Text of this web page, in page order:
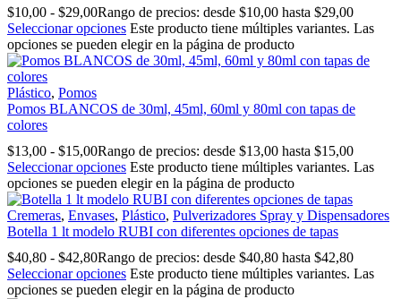
$10,00 - $29,00Rango de precios: desde $10,00 hasta $29,00
Seleccionar opciones Este producto tiene múltiples variantes. Las
opciones se pueden elegir en la página de producto
Plástico, Pomos
Pomos BLANCOS de 30ml, 45ml, 60ml y 80ml con tapas de
colores
$13,00 - $15,00Rango de precios: desde $13,00 hasta $15,00
Seleccionar opciones Este producto tiene múltiples variantes. Las
opciones se pueden elegir en la página de producto
Cremeras, Envases, Plástico, Pulverizadores Spray y Dispensadores
Botella 1 lt modelo RUBI con diferentes opciones de tapas
$40,80 - $42,80Rango de precios: desde $40,80 hasta $42,80
Seleccionar opciones Este producto tiene múltiples variantes. Las
opciones se pueden elegir en la página de producto